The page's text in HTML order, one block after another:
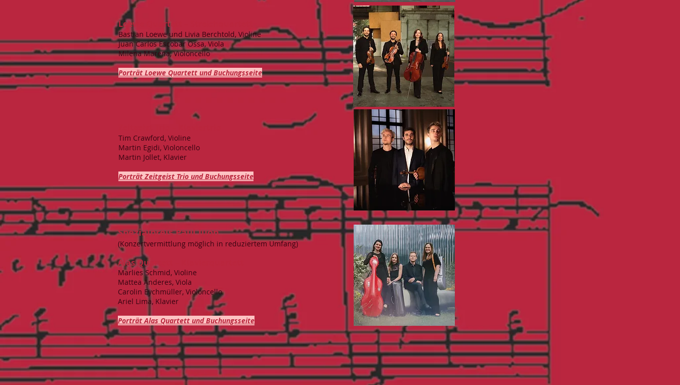
Loewe Quartett – Streichquartett
Bastian Loewe und Livia Berchtold, Violine
Juan Carlos Escobar Ossa, Viola
Milena Marena, Violoncello
Porträt Loewe Quartett und Buchungsseite
Tim Crawford, Violine
Martin Egidi, Violoncello
Martin Jollet, Klavier
Porträt Zeitgeist Trio und Buchungsseite
Spezialpreis Paul Juon
(Konzertvermittlung möglich in reduziertem Umfang)
Alas Quartett – Klavierquartett
Marlies Schmid, Violine
Mattea Anderes, Viola
Carolin Eychmüller, Violoncello
Ariel Lima, Klavier
Porträt Alas Quartett und Buchungsseite